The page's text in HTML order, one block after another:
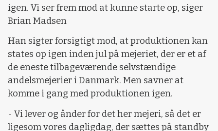
igen. Vi ser frem mod at kunne starte op, siger
Brian Madsen
Han sigter forsigtigt mod, at produktionen kan
states op igen inden jul på mejeriet, der er et af
de eneste tilbageværende selvstændige
andelsmejerier i Danmark. Men savner at
komme i gang med produktionen igen.
- Vi lever og ånder for det her mejeri, så det er
ligesom vores dagligdag, der sættes på standby